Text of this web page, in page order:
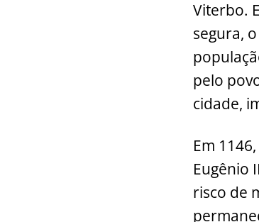
Viterbo.
segura,
pelo
cidade,
Em
Eugênio
risco de